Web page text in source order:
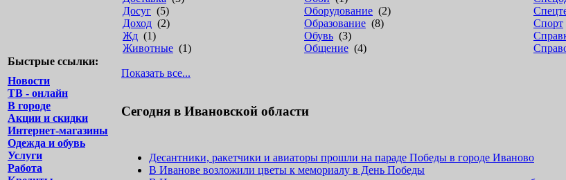
Быстрые ссылки:
Новости
ТВ - онлайн
В городе
Акции и скидки
Интернет-магазины
Одежда и обувь
Услуги
Работа
Досуг (5)
Доход (2)
Жд (1)
Животные (1)
Оборудование (2)
Образование (8)
Обувь (3)
Общение (4)
Спорт
Показать все...
Сегодня в Ивановской области
Десантники, ракетчики и авиаторы прошли на параде Победы в городе Иваново
В Иванове возложили цветы к мемориалу в День Победы